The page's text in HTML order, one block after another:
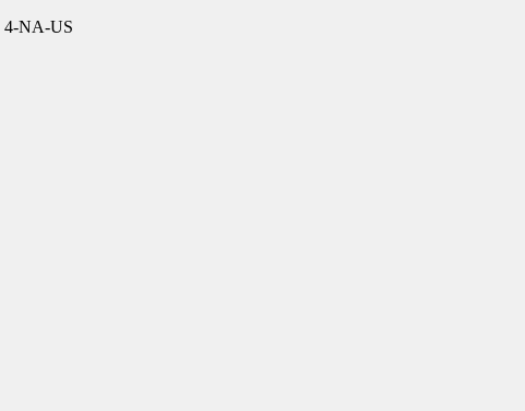
4-NA-US